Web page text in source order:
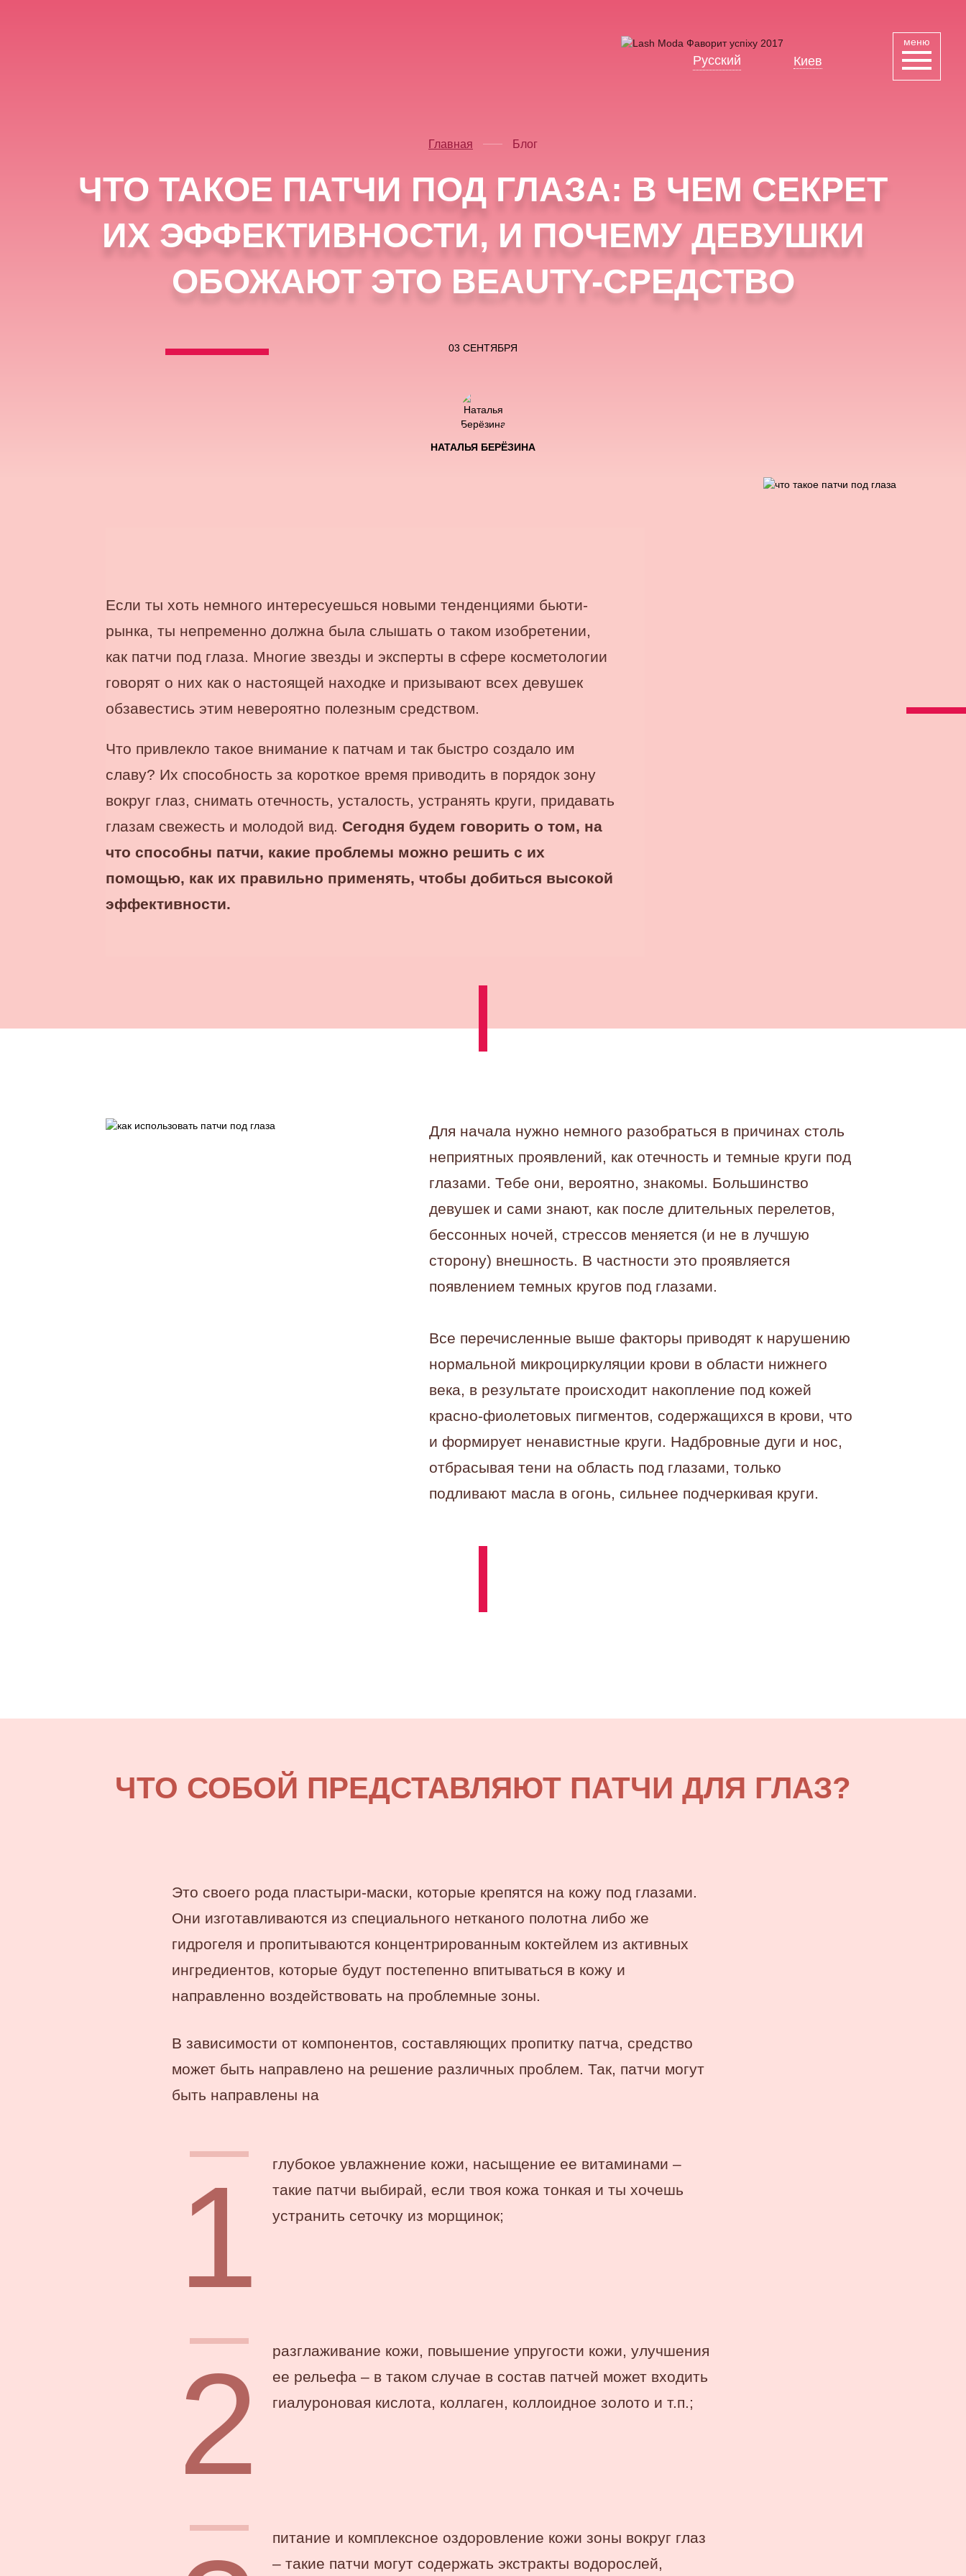
меню
Русский
Киев
Главная Блог
ЧТО ТАКОЕ ПАТЧИ ПОД ГЛАЗА: В ЧЕМ СЕКРЕТ
ИХ ЭФФЕКТИВНОСТИ, И ПОЧЕМУ ДЕВУШКИ
ОБОЖАЮТ ЭТО BEAUTY-СРЕДСТВО
03 СЕНТЯБРЯ
НАТАЛЬЯ БЕРЁЗИНА
Если ты хоть немного интересуешься новыми тенденциями бьюти-
рынка, ты непременно должна была слышать о таком изобретении,
как патчи под глаза. Многие звезды и эксперты в сфере косметологии
говорят о них как о настоящей находке и призывают всех девушек
обзавестись этим невероятно полезным средством.
Что привлекло такое внимание к патчам и так быстро создало им
славу? Их способность за короткое время приводить в порядок зону
вокруг глаз, снимать отечность, усталость, устранять круги, придавать
глазам свежесть и молодой вид. Сегодня будем говорить о том, на
что способны патчи, какие проблемы можно решить с их
помощью, как их правильно применять, чтобы добиться высокой
эффективности.
Для начала нужно немного разобраться в причинах столь
неприятных проявлений, как отечность и темные круги под
глазами. Тебе они, вероятно, знакомы. Большинство
девушек и сами знают, как после длительных перелетов,
бессонных ночей, стрессов меняется (и не в лучшую
сторону) внешность. В частности это проявляется
появлением темных кругов под глазами.
Все перечисленные выше факторы приводят к нарушению
нормальной микроциркуляции крови в области нижнего
века, в результате происходит накопление под кожей
красно-фиолетовых пигментов, содержащихся в крови, что
и формирует ненавистные круги. Надбровные дуги и нос,
отбрасывая тени на область под глазами, только
подливают масла в огонь, сильнее подчеркивая круги.
ЧТО СОБОЙ ПРЕДСТАВЛЯЮТ ПАТЧИ ДЛЯ ГЛАЗ?
Это своего рода пластыри-маски, которые крепятся на кожу под глазами.
Они изготавливаются из специального нетканого полотна либо же
гидрогеля и пропитываются концентрированным коктейлем из активных
ингредиентов, которые будут постепенно впитываться в кожу и
направленно воздействовать на проблемные зоны.
В зависимости от компонентов, составляющих пропитку патча, средство
может быть направлено на решение различных проблем. Так, патчи могут
быть направлены на
глубокое увлажнение кожи, насыщение ее витаминами –
такие патчи выбирай, если твоя кожа тонкая и ты хочешь
устранить сеточку из морщинок;
разглаживание кожи, повышение упругости кожи, улучшения
ее рельефа – в таком случае в состав патчей может входить
гиалуроновая кислота, коллаген, коллоидное золото и т.п.;
питание и комплексное оздоровление кожи зоны вокруг глаз
– такие патчи могут содержать экстракты водорослей,